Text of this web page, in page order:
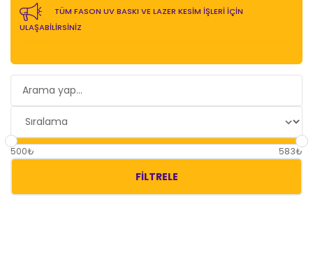
TÜM FASON UV BASKI VE LAZER KESİM İŞLERİ İÇİN
ULAŞABİLİRSİNİZ
500₺ 583₺
FILTRELE